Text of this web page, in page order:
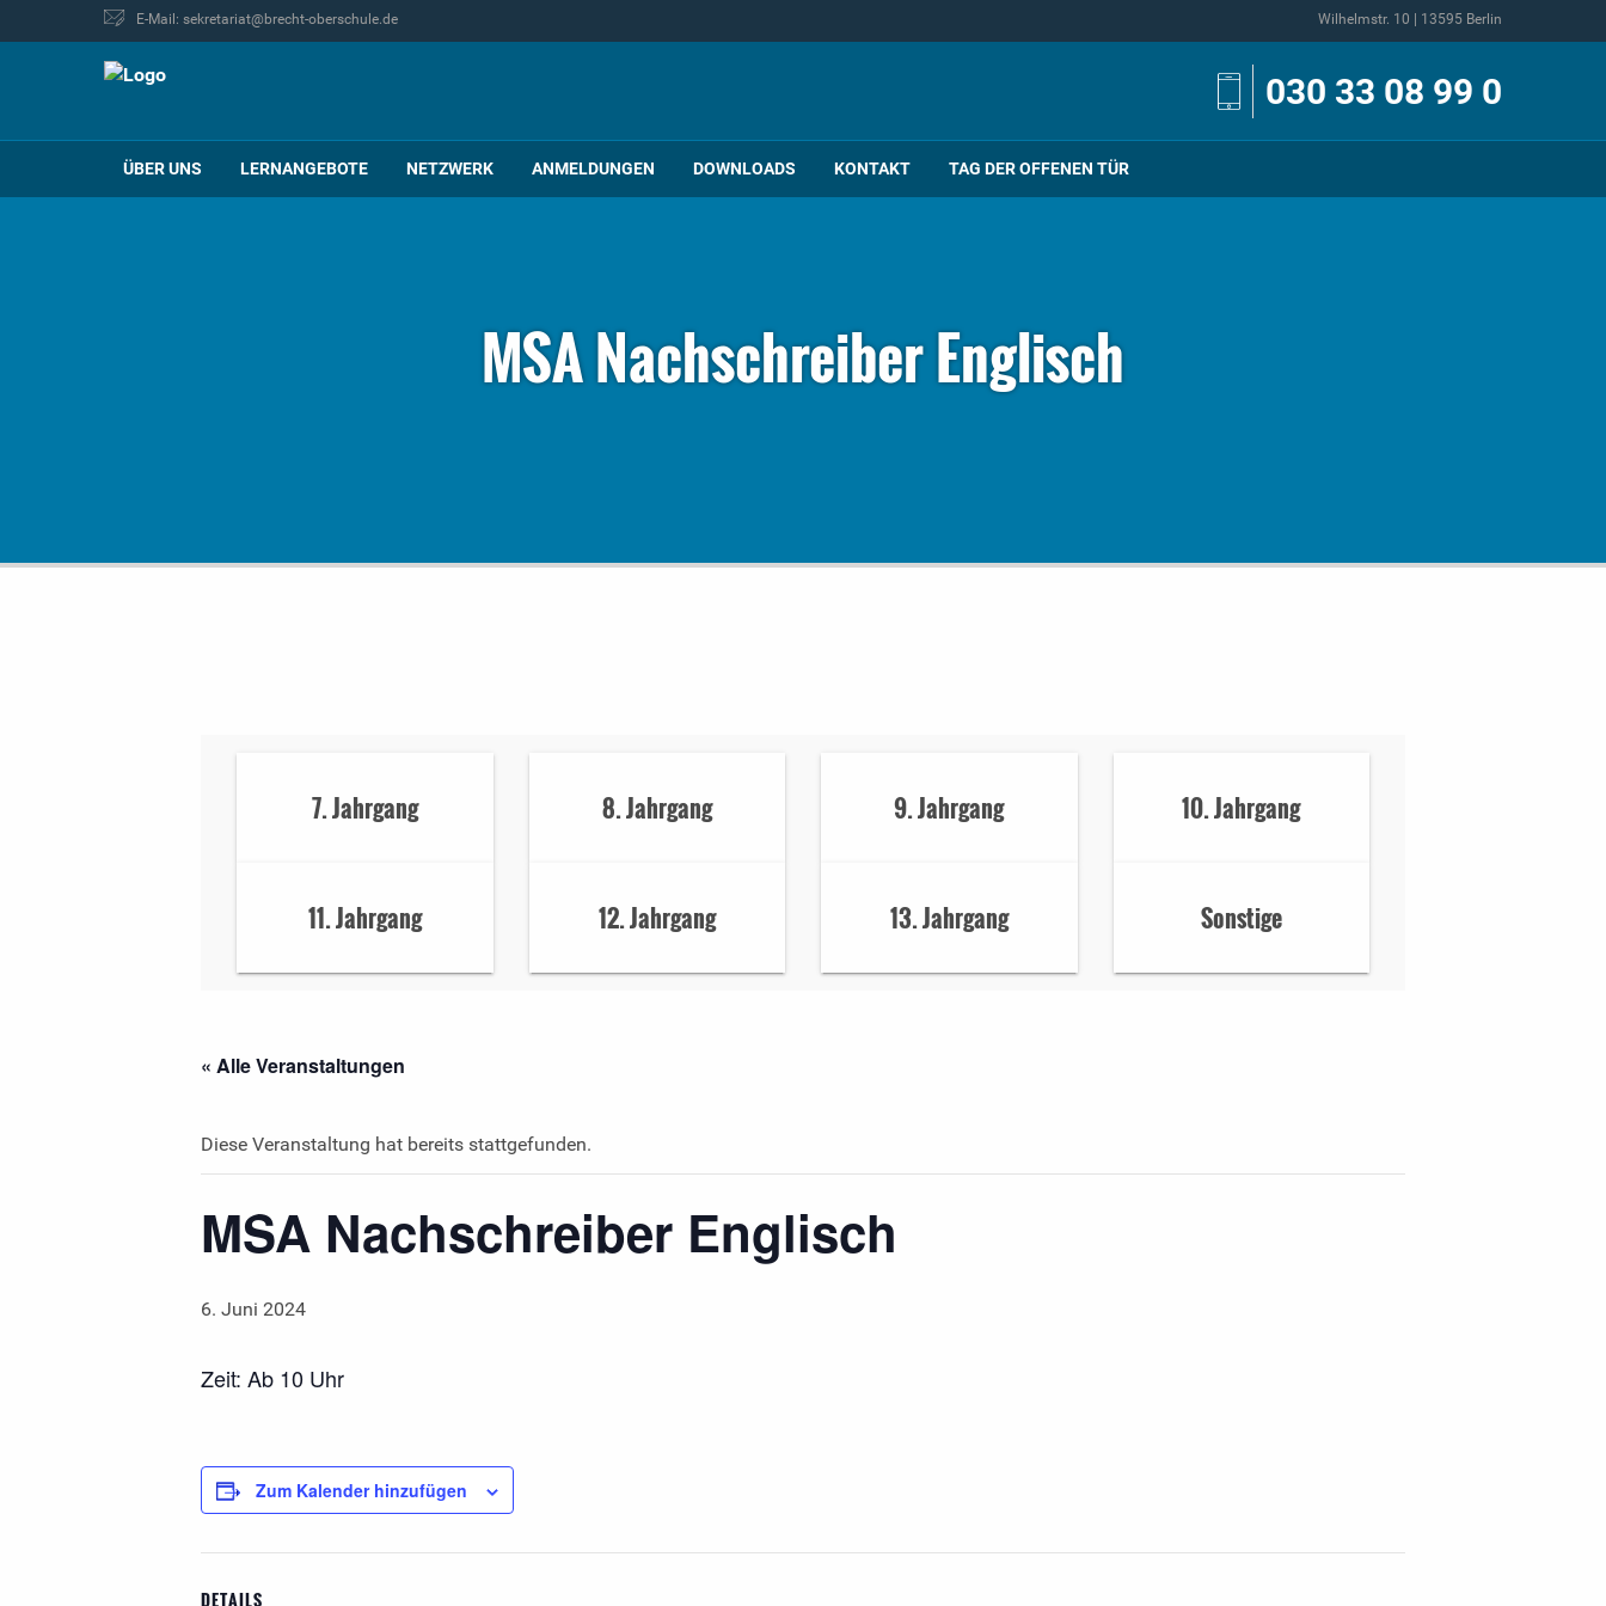
E-Mail: sekretariat@brecht-oberschule.de Wilhelmstr. 10 | 13595 Berlin
030 33 08 99 0
ÜBER UNS LERNANGEBOTE NETZWERK ANMELDUNGEN DOWNLOADS KONTAKT TAG DER OFFENEN TÜR
MSA Nachschreiber Englisch
7. Jahrgang 8. Jahrgang 9. Jahrgang 10. Jahrgang
11. Jahrgang 12. Jahrgang 13. Jahrgang Sonstige
« Alle Veranstaltungen
Diese Veranstaltung hat bereits stattgefunden.
MSA Nachschreiber Englisch
6. Juni 2024
Zeit: Ab 10 Uhr
Zum Kalender hinzufügen
DETAILS